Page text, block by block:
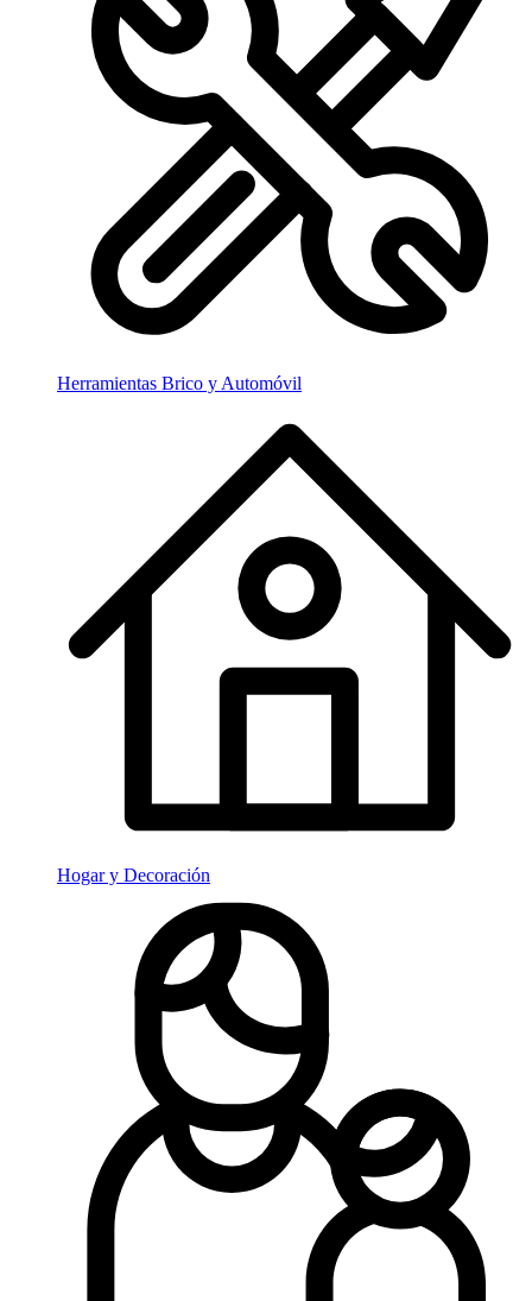
Herramientas Brico y Automóvil
Hogar y Decoración